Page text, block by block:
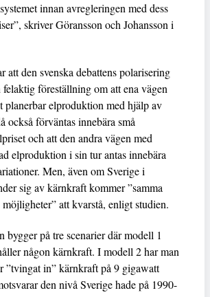
innan avregleringen med dess
skriver Göransson och Johansson i
att den svenska debattens polarisering
föreställning om att ena vägen
planerbar elproduktion med hjälp av
också förväntas innebära små
och att den andra vägen med
elproduktion i sin tur antas innebära
Men, även om Sverige i
sig av kärnkraft kommer ”samma
att kvarstå, enligt studien.
bygger på tre scenarier där modell 1
någon kärnkraft. I modell 2 har man
”tvingat in” kärnkraft på 9 gigawatt
den nivå Sverige hade på 1990-